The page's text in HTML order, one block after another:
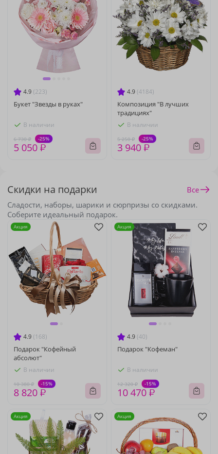
4.9 (223)
Букет "Звезды в руках"
В наличии
6 730 ₽ -25%
5 050 ₽
4.9 (4184)
Композиция "В лучших
традициях"
В наличии
5 250 ₽ -25%
3 940 ₽
Скидки на подарки
Сладости, наборы, шарики и сюрпризы со скидками.
Соберите идеальный подарок.
Все
4.9 (168)
Подарок "Кофейный
абсолют"
В наличии
10 380 ₽ -15%
8 820 ₽
Акция
4.9 (40)
Подарок "Кофеман"
В наличии
12 320 ₽ -15%
10 470 ₽
Акция
Акция Акция